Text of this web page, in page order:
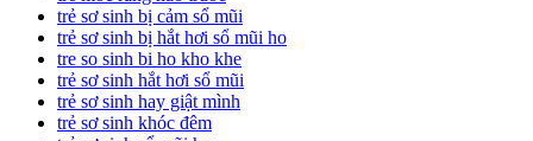
trẻ sơ sinh bị cảm sổ mũi
trẻ sơ sinh bị hắt hơi sổ mũi ho
tre so sinh bi ho kho khe
trẻ sơ sinh hắt hơi sổ mũi
trẻ sơ sinh hay giật mình
trẻ sơ sinh khóc đêm